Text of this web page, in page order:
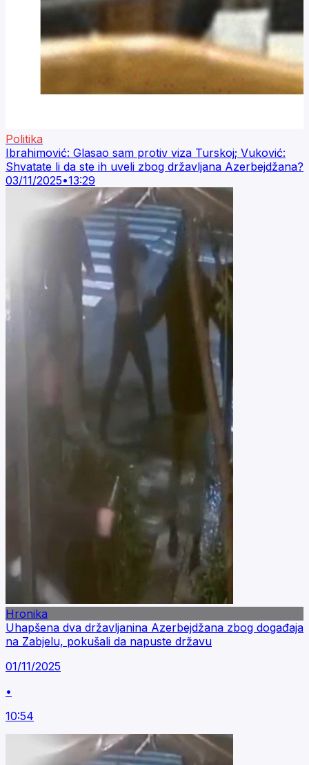
Politika
Ibrahimović: Glasao sam protiv viza Turskoj; Vuković:
Shvatate li da ste ih uveli zbog državljana Azerbejdžana?
03/11/2025•13:29
Hronika
Uhapšena dva državljanina Azerbejdžana zbog događaja
na Zabjelu, pokušali da napuste državu
01/11/2025
•
10:54